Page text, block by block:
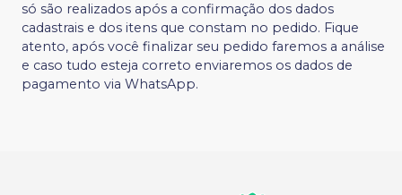
só são realizados após a confirmação dos dados
cadastrais e dos itens que constam no pedido. Fique
atento, após você finalizar seu pedido faremos a análise
e caso tudo esteja correto enviaremos os dados de
pagamento via WhatsApp.